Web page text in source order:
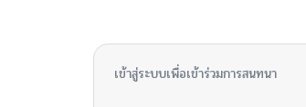
ตอนที่ 318
เข้าสู่ระบบเพื่อเข้าร่วมการสนทนา